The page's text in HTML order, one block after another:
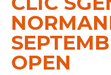
OPEN